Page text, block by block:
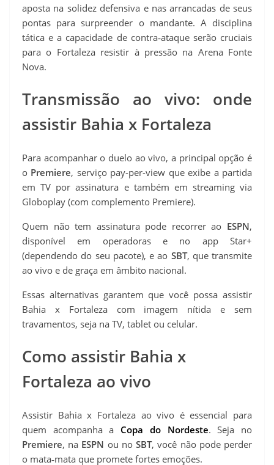
aposta na solidez defensiva e nas arrancadas de seus
pontas para surpreender o mandante. A disciplina
tática e a capacidade de contra‑ataque serão cruciais
para o Fortaleza resistir à pressão na Arena Fonte
Nova.
Transmissão ao vivo: onde
assistir Bahia x Fortaleza
Para acompanhar o duelo ao vivo, a principal opção é
o Premiere, serviço pay-per-view que exibe a partida
em TV por assinatura e também em streaming via
Globoplay (com complemento Premiere).
Quem não tem assinatura pode recorrer ao ESPN,
disponível em operadoras e no app Star+
(dependendo do seu pacote), e ao SBT, que transmite
ao vivo e de graça em âmbito nacional.
Essas alternativas garantem que você possa assistir
Bahia x Fortaleza com imagem nítida e sem
travamentos, seja na TV, tablet ou celular.
Como assistir Bahia x
Fortaleza ao vivo
Assistir Bahia x Fortaleza ao vivo é essencial para
quem acompanha a Copa do Nordeste. Seja no
Premiere, na ESPN ou noSBT, você não pode perder
o mata‑mata que promete fortes emoções.